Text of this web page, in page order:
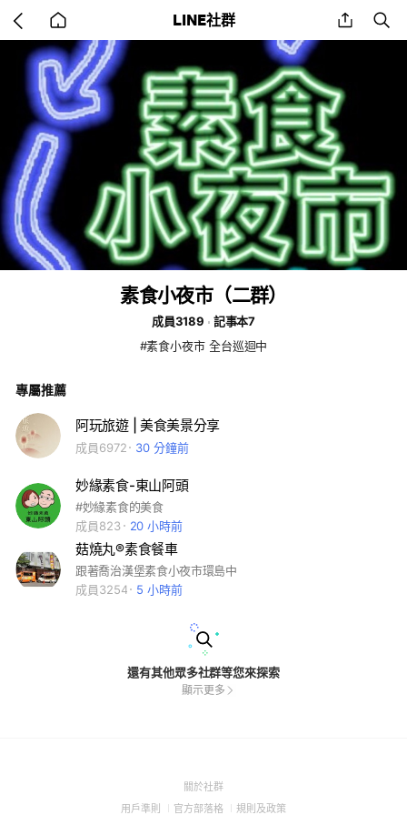
back
to
home
LINE社群 share
素食小夜市（二群）
成員3189
記事本7
#素食小夜市 全台巡迴中
專屬推薦
阿玩旅遊 | 美食美景分享
成員6972 30 分鐘前
妙緣素食-東山阿頭
#妙緣素食的美食
成員823
20 小時前
菇燒丸®️素食餐車
跟著喬治漢堡素食小夜市環島中
成員3254
5 小時前
還有其他眾多社群等您來探索
顯示更多
關於社群(Open
用戶準則 (Open
官方部落格 (Open
規則及政策(Open